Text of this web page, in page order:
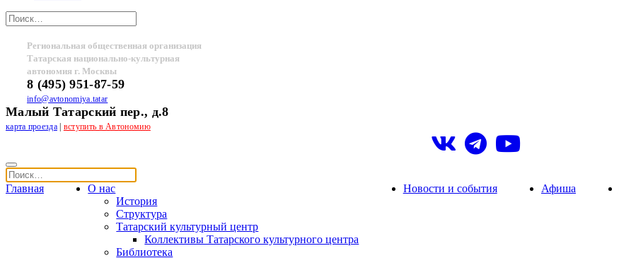
Региональная общественная организация
Татарская национально-культурная
автономия г. Москвы
8 (495) 951-87-59
info@avtonomiya.tatar
Малый Татарский пер., д.8
карта проезда| вступить в Автономию
Главная
О нас
История
Структура
Татарский культурный центр
Коллективы Татарского культурного центра
Библиотека
Новости и события Афиша